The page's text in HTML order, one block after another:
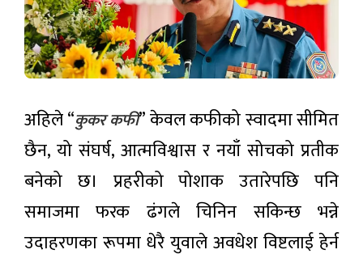
अहिले “कुकर कफी” केवल कफीको स्वादमा सीमित
छैन, यो संघर्ष, आत्मविश्वास र नयाँ सोचको प्रतीक
बनेको छ। प्रहरीको पोशाक उतारेपछि पनि
समाजमा फरक ढंगले चिनिन सकिन्छ भन्ने
उदाहरणका रूपमा धेरै युवाले अवधेश विष्टलाई हेर्न